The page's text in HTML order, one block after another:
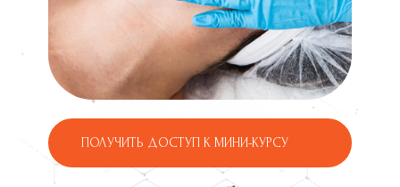
ПОЛУЧИТЬ ДОСТУП К МИНИ-КУРСУ